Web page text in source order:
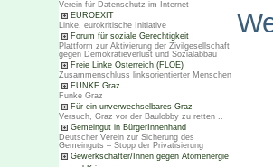
Verein für Datenschutz im Internet
EUROEXIT
Linke, eurokritische Initiative
Forum für soziale Gerechtigkeit
Plattform zur Aktivierung der Zivilgesellschaft
gegen Demokratieverlust und Sozialabbau
Freie Linke Österreich (FLOE)
Zusammenschluss linksorientierter Menschen
FUNKE Graz
Funke Graz
Für ein unverwechselbares Graz
Versuch, Graz vor der Baulobby zu retten ..
Gemeingut in BürgerInnenhand
Deutscher Verein zur Sicherung des
Gemeinguts – Stopp der Privatisierung
Gewerkschafter/Innen gegen Atomenergie